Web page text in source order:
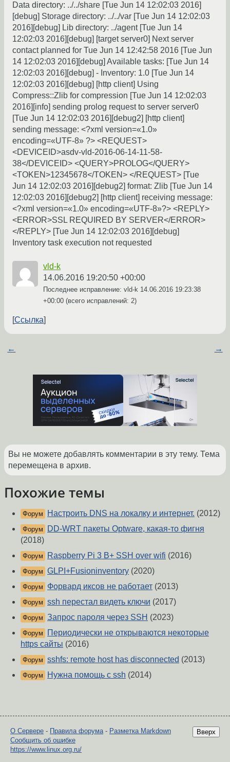
Data directory: ../../share [Tue Jun 14 12:02:03 2016]
[debug] Storage directory: ../../var [Tue Jun 14 12:02:03
2016][debug] Lib directory: ../agent [Tue Jun 14
12:02:03 2016][debug] [target server0] Next server
contact planned for Tue Jun 14 12:42:58 2016 [Tue Jun
14 12:02:03 2016][debug] Available tasks: [Tue Jun 14
12:02:03 2016][debug] - Inventory: 1.0 [Tue Jun 14
12:02:03 2016][debug] [http client] Using
Compress::Zlib for compression [Tue Jun 14 12:02:03
2016][info] sending prolog request to server server0
[Tue Jun 14 12:02:03 2016][debug2] [http client]
sending message: <?xml version=«1.0»
encoding=«UTF-8» ?> <REQUEST>
<DEVICEID>asdv-vld-2016-06-14-11-58-
38</DEVICEID> <QUERY>PROLOG</QUERY>
<TOKEN>12345678</TOKEN> </REQUEST> [Tue
Jun 14 12:02:03 2016][debug2] format: Zlib [Tue Jun 14
12:02:03 2016][debug2] [http client] receiving message:
<?xml version=«1.0» encoding=«UTF-8»?> <REPLY>
<ERROR>SSL REQUIRED BY SERVER</ERROR>
</REPLY> [Tue Jun 14 12:02:03 2016][debug]
Inventory task execution not requested
vld-k
14.06.2016 19:20:50 +00:00
Последнее исправление: vld-k 14.06.2016 19:23:38
+00:00 (всего исправлений: 2)
Ссылка
← →
Вы не можете добавлять комментарии в эту тему. Тема
перемещена в архив.
Похожие темы
Форум Настроить DNS на локалку и интернет. (2012)
Форум
DD-WRT пакеты Optware, какая-то фигня
(2018)
Форум Raspberry Pi 3 B+ SSH over wifi (2016)
Форум GLPI+Fusioninventory (2020)
Форум Форвард иксов не работает (2013)
Форум ssh перестал видеть ключи (2017)
Форум Запрос пароля через SSH (2023)
Форум
Периодически не открываются некоторые
https сайты (2016)
Форум sshfs: remote host has disconnected (2013)
Форум Нужна помощь с ssh (2014)
Вверх
О Сервере - Правила форума- Разметка Markdown
Сообщить об ошибке
https://www.linux.org.ru/